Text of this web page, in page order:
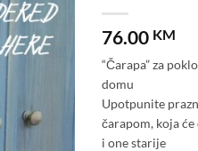
76.00 KM
“Čarapa” za
domu
Upotpunite
čarapom, koja
i one starije